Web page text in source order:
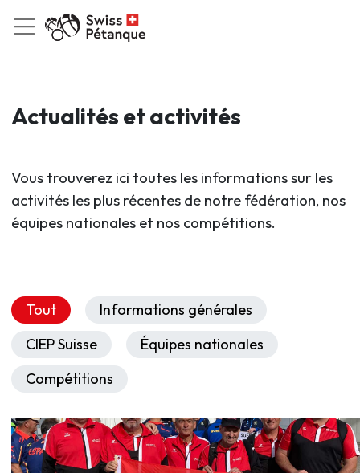
Actualités et activités
Vous trouverez ici toutes les informations sur les
activités les plus récentes de notre fédération, nos
équipes nationales et nos compétitions.
Tout
Informations générales
CIEP Suisse
Équipes nationales
Compétitions